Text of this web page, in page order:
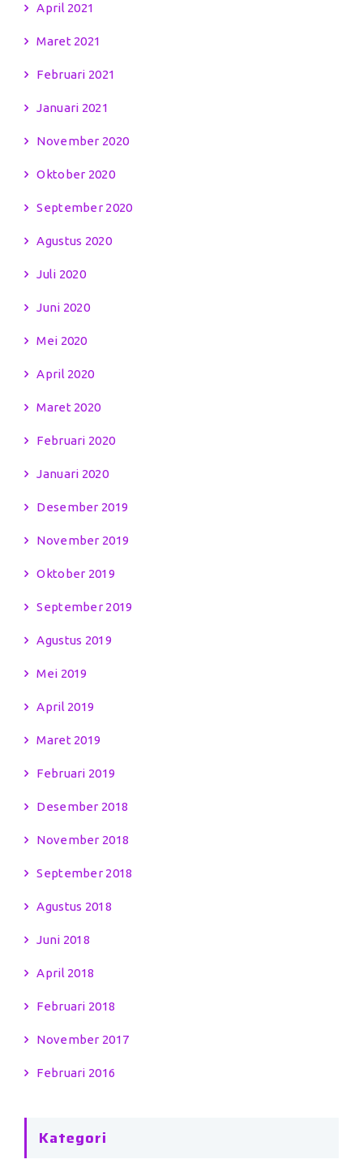
April 2021
Maret 2021
Februari 2021
Januari 2021
November 2020
Oktober 2020
September 2020
Agustus 2020
Juli 2020
Juni 2020
Mei 2020
April 2020
Maret 2020
Februari 2020
Januari 2020
Desember 2019
November 2019
Oktober 2019
September 2019
Agustus 2019
Mei 2019
April 2019
Maret 2019
Februari 2019
Desember 2018
November 2018
September 2018
Agustus 2018
Juni 2018
April 2018
Februari 2018
November 2017
Februari 2016
Kategori